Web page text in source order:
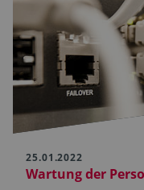
25.01.2022
Wartung der